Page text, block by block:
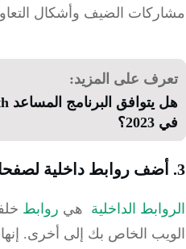
مشاركات الضيف وأشكال
تعرف على المزيد:
في 2023؟
3. أضف روابط داخلية لصفحات جديدة
الروابط الداخلية هي روابط
الويب الخاص بك إلى أخرى.